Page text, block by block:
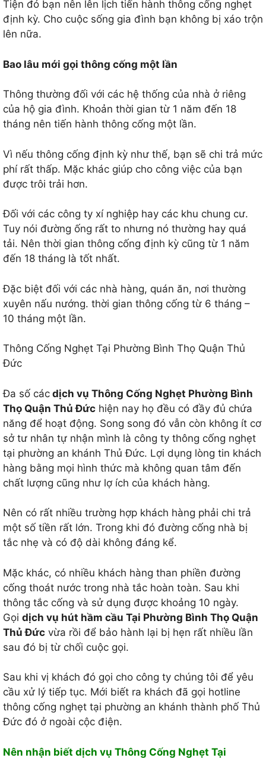
Tiện đó bạn nên lên lịch tiến hành thông cống nghẹt
định kỳ. Cho cuộc sống gia đình bạn không bị xáo trộn
lên nữa.
Bao lâu mới gọi thông cống một lần
Thông thường đối với các hệ thống của nhà ở riêng
của hộ gia đình. Khoản thời gian từ 1 năm đến 18
tháng nên tiến hành thông cống một lần.
Vì nếu thông cống định kỳ như thế, bạn sẽ chi trả mức
phí rất thấp. Mặc khác giúp cho công việc của bạn
được trôi trải hơn.
Đối với các công ty xí nghiệp hay các khu chung cư.
Tuy nói đường ống rất to nhưng nó thường hay quá
tải. Nên thời gian thông cống định kỳ cũng từ 1 năm
đến 18 tháng là tốt nhất.
Đặc biệt đối với các nhà hàng, quán ăn, nơi thường
xuyên nấu nướng. thời gian thông cống từ 6 tháng –
10 tháng một lần.
Thông Cống Nghẹt Tại Phường Bình Thọ Quận Thủ
Đức
Đa số các dịch vụ Thông Cống Nghẹt Phường Bình
Thọ Quận Thủ Đức hiện nay họ đều có đầy đủ chứa
năng để hoạt động. Song song đó vẫn còn không ít cơ
sở tư nhân tự nhận mình là công ty thông cống nghẹt
tại phường an khánh Thủ Đức. Lợi dụng lòng tin khách
hàng bằng mọi hình thức mà không quan tâm đến
chất lượng cũng như lợ ích của khách hàng.
Nên có rất nhiều trường hợp khách hàng phải chi trả
một số tiền rất lớn. Trong khi đó đường cống nhà bị
tắc nhẹ và có độ dài không đáng kể.
Mặc khác, có nhiều khách hàng than phiền đường
cống thoát nước trong nhà tắc hoàn toàn. Sau khi
thông tắc cống và sử dụng được khoảng 10 ngày.
Gọi dịch vụ hút hầm cầu Tại Phường Bình Thọ Quận
Thủ Đức vừa rồi để bảo hành lại bị hẹn rất nhiều lần
sau đó bị từ chối cuộc gọi.
Sau khi vị khách đó gọi cho công ty chúng tôi để yêu
cầu xử lý tiếp tục. Mới biết ra khách đã gọi hotline
thông cống nghẹt tại phường an khánh thành phố Thủ
Đức đó ở ngoài cộc điện.
Nên nhận biết dịch vụ Thông Cống Nghẹt Tại